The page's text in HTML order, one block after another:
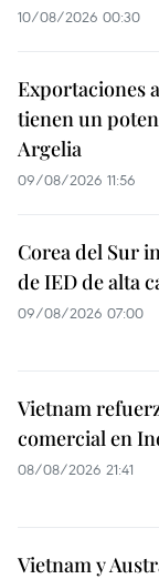
10/08/2026 00:30
Exportaciones
tienen un
Argelia
09/08/2026 11:56
Corea del Sur
de IED de alta
09/08/2026 07:00
Vietnam
comercial en
08/08/2026 21:41
Vietnam y